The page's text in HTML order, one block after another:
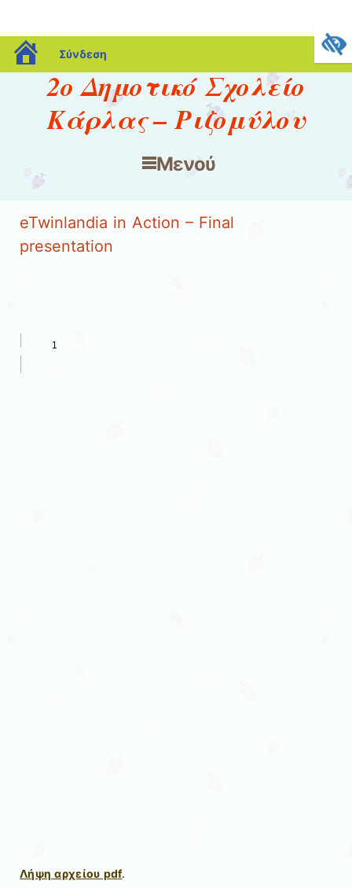
blogs.sch.gr
Σύνδεση
2ο Δημοτικό Σχολείο
Κάρλας – Ριζομύλου
Μενού
Μετάβαση στο περιεχόμενο
eTwinlandia in Action – Final
presentation
Λήψη αρχείου pdf.